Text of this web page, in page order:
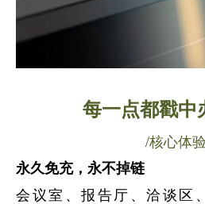
每一点都戳中
/核心体
永久免充，永不掉链
会议室、报告厅、洽谈区